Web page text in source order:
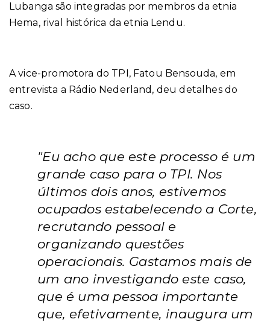
Lubanga são integradas por membros da etnia
Hema, rival histórica da etnia Lendu.
A vice-promotora do TPI, Fatou Bensouda, em
entrevista a Rádio Nederland, deu detalhes do
caso.
"Eu acho que este processo é um
grande caso para o TPI. Nos
últimos dois anos, estivemos
ocupados estabelecendo a Corte,
recrutando pessoal e
organizando questões
operacionais. Gastamos mais de
um ano investigando este caso,
que é uma pessoa importante
que, efetivamente, inaugura um